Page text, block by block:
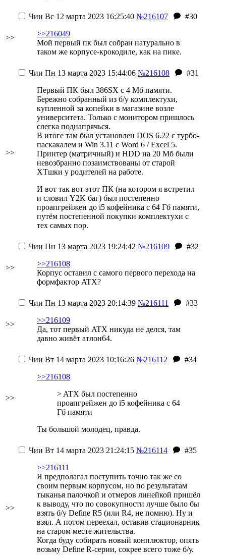
>>
Чии Вс 12 марта 2023 16:25:40 №216107
#30
>>216049
Мой первый пк был собран натурально в
таком же корпусе-крокодиле, как на пике.
>>
Чии Пн 13 марта 2023 15:44:06 №216108
#31
Первый ПК был 386SX с 4 Мб памяти.
Бережно собранный из б/у комплектухи,
купленной за копейки в магазине возле
университета. Только с монитором пришлось
слегка поднапрячься.
В итоге там был установлен DOS 6.22 с турбо-
паскакалем и Win 3.11 с Word 6 / Excel 5.
Принтер (матричный) и HDD на 20 Мб были
невозбранно позаимствованы от старой
XTшки у родителей на работе.
И вот так вот этот ПК (на котором я встретил
и словил Y2K баг) был постепенно
проапгрейжен до i5 кофейника с 64 Гб памяти,
путём постепенной покупки комплектухи с
тех самых пор.
>>
Чии Пн 13 марта 2023 19:24:42 №216109
#32
>>216108
Корпус оставил с самого первого перехода на
формфактор ATX?
>>
Чии Пн 13 марта 2023 20:14:39 №216111
#33
>>216109
Да, тот первый ATX никуда не делся, там
давно живёт атлон64.
>>
Чии Вт 14 марта 2023 10:16:26 №216112
#34
>>216108
> ATX был постепенно
проапгрейжен до i5 кофейника с 64
Гб памяти
Ты большой молодец, правда.
>>
Чии Вт 14 марта 2023 21:24:15 №216114
#35
>>216111
Я предполагал поступить точно так же со
своим первым корпусом, но по результатам
тыканья палочкой и отмеров линейкой пришёл
к выводу, что по совокупности лучше было бы
взять б/у Define R5 (или R4, не помню). Ну и
взял. А потом переехал, оставив стационарник
на старом месте жительства.
Когда буду собирать новый конплюктор, опять
возьму Define R-серии, сокрее всего тоже б/у.